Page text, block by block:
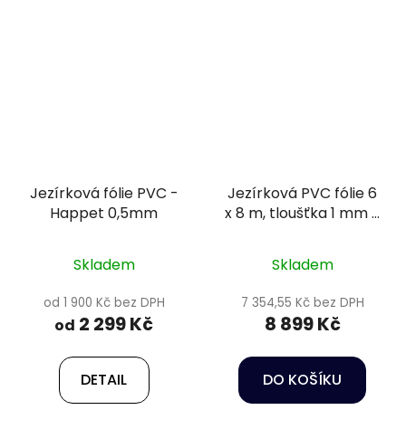
Jezírková fólie PVC -
Happet 0,5mm
Skladem
od 1 900 Kč bez DPH
od 2 299 Kč
DETAIL
Jezírková PVC fólie 6
x 8 m, tloušťka 1 mm -
Skladem
7 354,55 Kč bez DPH
8 899 Kč
DO KOŠÍKU